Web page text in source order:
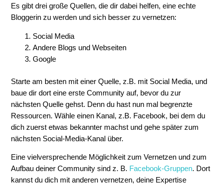
Es gibt drei große Quellen, die dir dabei helfen, eine echte
Bloggerin zu werden und sich besser zu vernetzen:
Social Media
Andere Blogs und Webseiten
Google
Starte am besten mit einer Quelle, z.B. mit Social Media, und
baue dir dort eine erste Community auf, bevor du zur
nächsten Quelle gehst. Denn du hast nun mal begrenzte
Ressourcen. Wähle einen Kanal, z.B. Facebook, bei dem du
dich zuerst etwas bekannter machst und gehe später zum
nächsten Social-Media-Kanal über.
Eine vielversprechende Möglichkeit zum Vernetzen und zum
Aufbau deiner Community sind z. B. Facebook-Gruppen. Dort
kannst du dich mit anderen vernetzen, deine Expertise